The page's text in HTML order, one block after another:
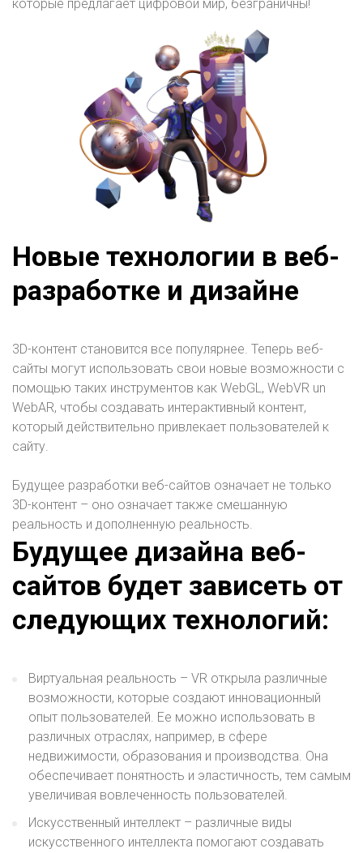
которые предлагает цифровой мир, безграничны!
Новые технологии в веб-
разработке и дизайне
3D-контент становится все популярнее. Теперь веб-
сайты могут использовать свои новые возможности с
помощью таких инструментов как WebGL, WebVR un
WebAR, чтобы создавать интерактивный контент,
который действительно привлекает пользователей к
сайту.
Будущее разработки веб-сайтов означает не только
3D-контент – оно означает также смешанную
реальность и дополненную реальность.
Будущее дизайна веб-
сайтов будет зависеть от
следующих технологий:
Виртуальная реальность – VR открыла различные
возможности, которые создают инновационный
опыт пользователей. Ее можно использовать в
различных отраслях, например, в сфере
недвижимости, образования и производства. Она
обеспечивает понятность и эластичность, тем самым
увеличивая вовлеченность пользователей.
Искусственный интеллект – различные виды
искусственного интеллекта помогают создавать